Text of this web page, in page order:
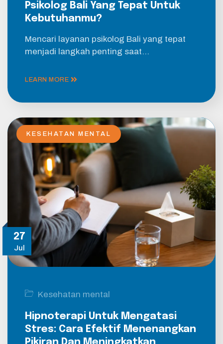
Psikolog Bali Yang Tepat Untuk
Kebutuhanmu?
Mencari layanan psikolog Bali yang tepat
menjadi langkah penting saat…
LEARN MORE
27
Jul
KESEHATAN MENTAL
Kesehatan mental
Hipnoterapi Untuk Mengatasi
Stres: Cara Efektif Menenangkan